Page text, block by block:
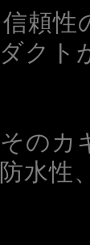
信頼性
ダクト
そのカ
防水性